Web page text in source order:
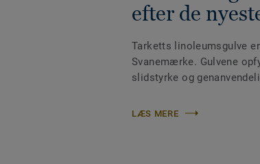
efter de
Tarketts linoleumsgulve
Svanemærke. Gulvene
slidstyrke og
LÆS MERE